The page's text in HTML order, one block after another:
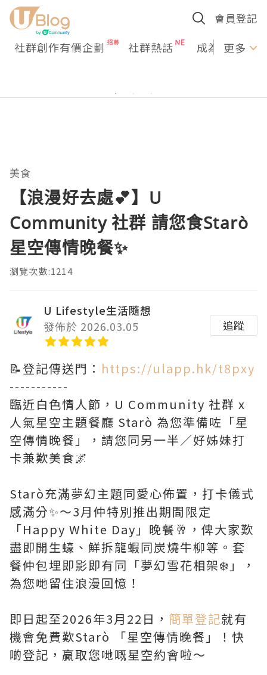
會員登記
社群創作有價企劃 社群熱話 成為U更多
美食
【浪漫好去處💕】U
Community 社群 請您食Starò
星空傳情晚餐✨
瀏覽次數:1214
U Lifestyle生活隨想
發佈於 2026.03.05
追蹤
📝登記傳送門： https://ulapp.hk/t8pxy
-----------
臨近白色情人節，U Community 社群 x
人氣星空主題餐廳 Starò 為您準備咗「星
空傳情晚餐」，請您同另一半／好姊妹打
卡兼歎美食🌌
Starò充滿夢幻主題同愛心佈置，打卡儀式
感滿分✨～3月仲特別推出期間限定
「Happy White Day」晚餐🥂，俾大家歎
盡即開生蠔、鮮拆龍蝦同炭燒牛柳等。套
餐仲包埋即影即有同「夢幻雪花相架❄️」，
為您哋留住浪漫回憶！
即日起至2026年3月22日， 簡單登記就有
機會免費歎Starò 「星空傳情晚餐」！快
啲登記，贏取您哋嘅星空約會啦～